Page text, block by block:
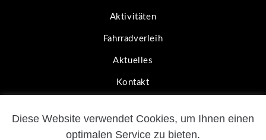
Aktivitäten
Fahrradverleih
Aktuelles
Kontakt
Diese Website verwendet Cookies, um Ihnen einen
optimalen Service zu bieten.